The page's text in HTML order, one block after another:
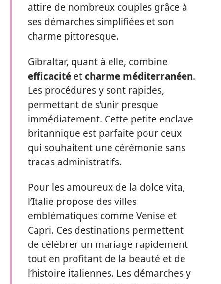
attire de nombreux couples grâce à
ses démarches simplifiées et son
charme pittoresque.
Gibraltar, quant à elle, combine
efficacité etcharme méditerranéen.
Les procédures y sont rapides,
permettant de s’unir presque
immédiatement. Cette petite enclave
britannique est parfaite pour ceux
qui souhaitent une cérémonie sans
tracas administratifs.
Pour les amoureux de la dolce vita,
l’Italie propose des villes
emblématiques comme Venise et
Capri. Ces destinations permettent
de célébrer un mariage rapidement
tout en profitant de la beauté et de
l’histoire italiennes. Les démarches y